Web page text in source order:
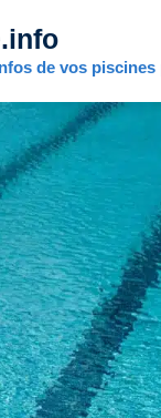
de vos piscines